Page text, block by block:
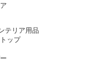
テリア用品
ップ